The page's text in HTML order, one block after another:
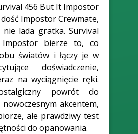
456 But It Impostor
Impostor Crewmate,
lada gratka. Survival
bierze to, co
światów i łączy je w
doświadczenie,
na wyciągnięcie ręki.
powrót do
nowoczesnym akcentem,
ale prawdziwy test
do opanowania.